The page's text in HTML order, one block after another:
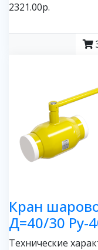
2321.00р.
Кран
Д=40/30 Ру-
Технические